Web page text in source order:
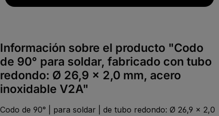
Información sobre el producto "Codo
de 90° para soldar, fabricado con tubo
redondo: Ø 26,9 x 2,0 mm, acero
inoxidable V2A"
Codo de 90° | para soldar | de tubo redondo: Ø 26,9 x 2,0